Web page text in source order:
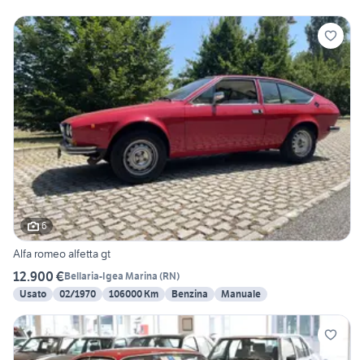
6
Alfa romeo alfetta gt
12.900 €Bellaria-Igea Marina (RN)
Usato
02/1970 106000 Km Benzina Manuale